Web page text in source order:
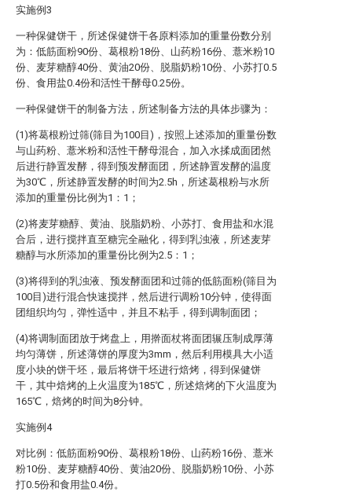
实施例3
一种保健饼干，所述保健饼干各原料添加的重量份数分别
为：低筋面粉90份、葛根粉18份、山药粉16份、薏米粉10
份、麦芽糖醇40份、黄油20份、脱脂奶粉10份、小苏打0.5
份、食用盐0.4份和活性干酵母0.25份。
一种保健饼干的制备方法，所述制备方法的具体步骤为：
(1)将葛根粉过筛(筛目为100目)，按照上述添加的重量份数
与山药粉、薏米粉和活性干酵母混合，加入水揉成面团然
后进行静置发酵，得到预发酵面团，所述静置发酵的温度
为30℃，所述静置发酵的时间为2.5h，所述葛根粉与水所
添加的重量份比例为1：1；
(2)将麦芽糖醇、黄油、脱脂奶粉、小苏打、食用盐和水混
合后，进行搅拌直至糖完全融化，得到乳浊液，所述麦芽
糖醇与水所添加的重量份比例为2.5：1；
(3)将得到的乳浊液、预发酵面团和过筛的低筋面粉(筛目为
100目)进行混合快速搅拌，然后进行调粉10分钟，使得面
团组织均匀，弹性适中，并且不粘手，得到调制面团；
(4)将调制面团放于烤盘上，用擀面杖将面团辗压制成厚薄
均匀薄饼，所述薄饼的厚度为3mm，然后利用模具大小适
度小块的饼干坯，最后将饼干坯进行焙烤，得到保健饼
干，其中焙烤的上火温度为185℃，所述焙烤的下火温度为
165℃，焙烤的时间为8分钟。
实施例4
对比例：低筋面粉90份、葛根粉18份、山药粉16份、薏米
粉10份、麦芽糖醇40份、黄油20份、脱脂奶粉10份、小苏
打0.5份和食用盐0.4份。